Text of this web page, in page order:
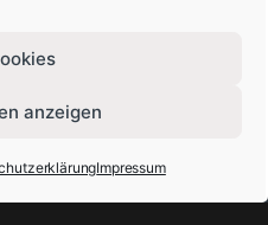
anzeigen
Impressum